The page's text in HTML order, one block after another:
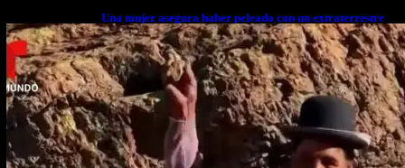
Una mujer asegura haber peleado con un extraterrestre
cuerpo a cuerpo